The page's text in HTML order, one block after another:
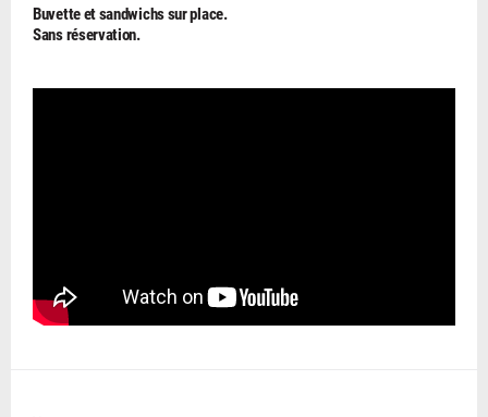
Buvette et sandwichs sur place.
Sans réservation.